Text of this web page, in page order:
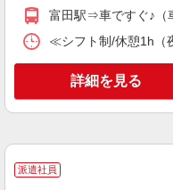
時給
通費全支
四日
キープ
派遣社員
株式会社kotrio /●NG-H-
富田駅⇒車ですぐ♪（
≪シフト制/休憩1h（
詳細を見る
派遣社員